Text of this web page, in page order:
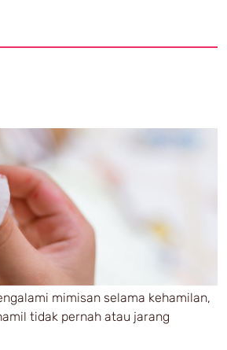
mimisan selama kehamilan,
tidak pernah atau jarang